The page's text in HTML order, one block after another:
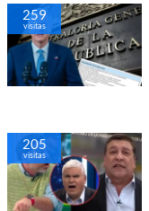
259
visitas
205
visitas